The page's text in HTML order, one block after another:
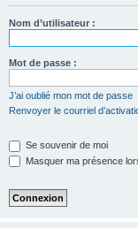
Nom d’utilisateur :
Mot de passe :
J’ai oublié mon mot de passe
Renvoyer le courriel
Se souvenir de moi
Masquer ma présence